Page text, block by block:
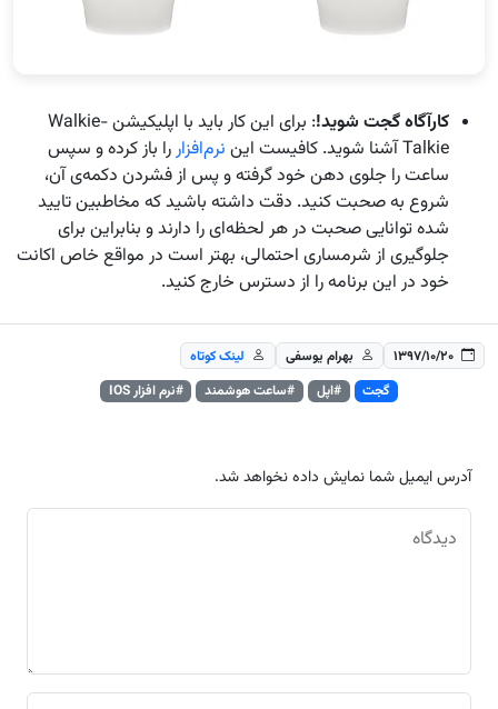
کارآگاه گجت شوید!
: برای این کار باید با اپلیکیشن Walkie-
Talkie آشنا شوید. کافیست این
نرم‌افزاررا باز کرده و سپس
ساعت را جلوی دهن خود گرفته و پس از فشردن دکمه‌ی آن،
شروع به صحبت کنید. دقت داشته باشید که مخاطبین تایید
شده توانایی صحبت در هر لحظه‌ای را دارند و بنابراین برای
جلوگیری از شرمساری احتمالی، بهتر است در مواقع خاص اکانت
خود در این برنامه را از دسترس خارج کنید.
۱۳۹۷/۱۰/۲۰ بهرام یوسفی
لینک کوتاه
گجت
#اپل #ساعت هوشمند #نرم افزار IOS
آدرس ایمیل شما نمایش داده نخواهد شد.
دیدگاه